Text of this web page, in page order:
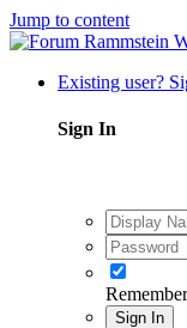
Jump to content
Existing user?
Sign In
Sign In